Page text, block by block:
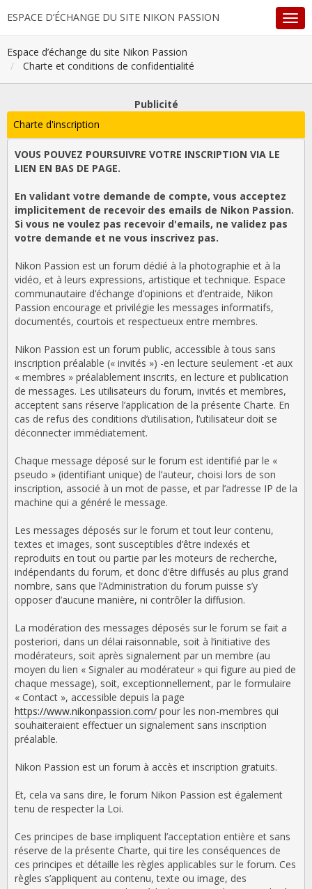
ESPACE D’ÉCHANGE DU SITE NIKON PASSION
Espace d’échange du site Nikon Passion
Charte et conditions de confidentialité
Publicité
Charte d'inscription
VOUS POUVEZ POURSUIVRE VOTRE INSCRIPTION VIA LE
LIEN EN BAS DE PAGE.
En validant votre demande de compte, vous acceptez
implicitement de recevoir des emails de Nikon Passion.
Si vous ne voulez pas recevoir d'emails, ne validez pas
votre demande et ne vous inscrivez pas.
Nikon Passion est un forum dédié à la photographie et à la
vidéo, et à leurs expressions, artistique et technique. Espace
communautaire d’échange d’opinions et d’entraide, Nikon
Passion encourage et privilégie les messages informatifs,
documentés, courtois et respectueux entre membres.
Nikon Passion est un forum public, accessible à tous sans
inscription préalable (« invités ») -en lecture seulement -et aux
« membres » préalablement inscrits, en lecture et publication
de messages. Les utilisateurs du forum, invités et membres,
acceptent sans réserve l’application de la présente Charte. En
cas de refus des conditions d’utilisation, l’utilisateur doit se
déconnecter immédiatement.
Chaque message déposé sur le forum est identifié par le «
pseudo » (identifiant unique) de l’auteur, choisi lors de son
inscription, associé à un mot de passe, et par l’adresse IP de la
machine qui a généré le message.
Les messages déposés sur le forum et tout leur contenu,
textes et images, sont susceptibles d’être indexés et
reproduits en tout ou partie par les moteurs de recherche,
indépendants du forum, et donc d’être diffusés au plus grand
nombre, sans que l’Administration du forum puisse s’y
opposer d’aucune manière, ni contrôler la diffusion.
La modération des messages déposés sur le forum se fait a
posteriori, dans un délai raisonnable, soit à l’initiative des
modérateurs, soit après signalement par un membre (au
moyen du lien « Signaler au modérateur » qui figure au pied de
chaque message), soit, exceptionnellement, par le formulaire
« Contact », accessible depuis la page
https://www.nikonpassion.com/ pour les non-membres qui
souhaiteraient effectuer un signalement sans inscription
préalable.
Nikon Passion est un forum à accès et inscription gratuits.
Et, cela va sans dire, le forum Nikon Passion est également
tenu de respecter la Loi.
Ces principes de base impliquent l’acceptation entière et sans
réserve de la présente Charte, qui tire les conséquences de
ces principes et détaille les règles applicables sur le forum. Ces
règles s’appliquent au contenu, texte ou image, des